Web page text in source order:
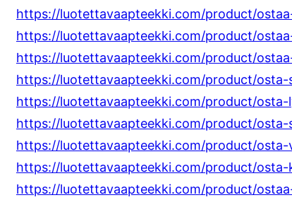
https://luotettavaapteekki.com/product/
https://luotettavaapteekki.com/product/
https://luotettavaapteekki.com/product/
https://luotettavaapteekki.com/product/osta-
https://luotettavaapteekki.com/product/osta-
https://luotettavaapteekki.com/product/osta-
https://luotettavaapteekki.com/product/osta-
https://luotettavaapteekki.com/product/osta-
https://luotettavaapteekki.com/product/